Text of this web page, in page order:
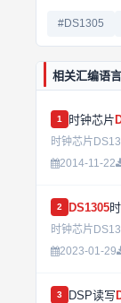
#DS1305
相关汇编语
1 时钟芯片
时钟芯片
2014-11-22
2 DS1305
时钟芯片
2023-01-29
3 DSP读写